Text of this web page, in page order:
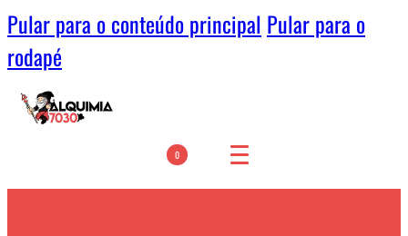
Pular para o conteúdo principal Pular para o
rodapé
0